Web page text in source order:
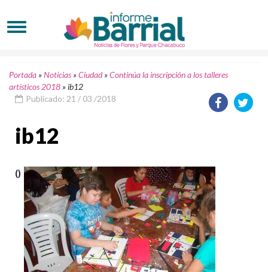
Portada »Noticias »Ciudad»Continúa la inscripción a los talleres
artísticos 2018 »ib12
Publicado: 21 / 03 /2018
ib12
()